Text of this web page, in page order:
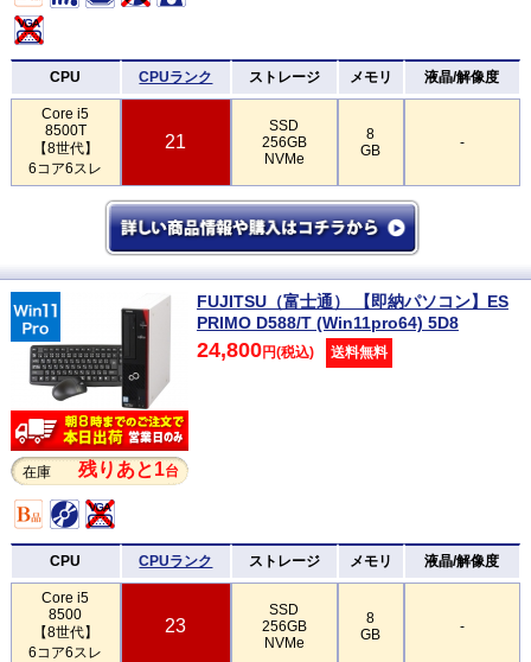
CPU CPUランク ストレージ メモリ 液晶/解像度
Core i5
8500T
【8世代】
6コア6スレ
21
SSD
256GB
NVMe
8
GB
-
在庫 残りあと1台
FUJITSU（富士通） 【即納パソコン】ES
PRIMO D588/T (Win11pro64) 5D8
24,800円(税込) 送料無料
CPU CPUランク ストレージ メモリ 液晶/解像度
Core i5
8500
【8世代】
6コア6スレ
23
SSD
256GB
NVMe
8
GB
-